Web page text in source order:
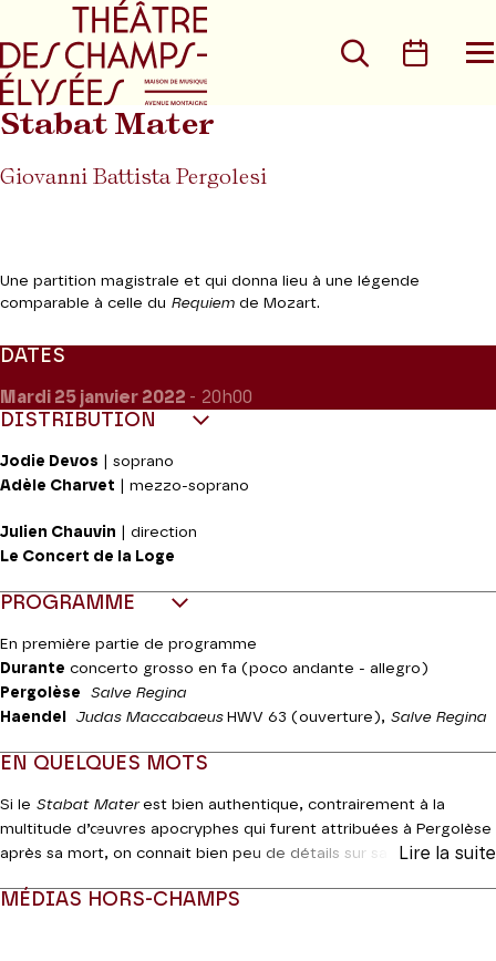
Aller au menu principal
Rechercher
Stabat Mater
Giovanni Battista Pergolesi
Une partition magistrale et qui donna lieu à une légende
comparable à celle du Requiem de Mozart.
DATES
Mardi 25 janvier 2022 - 20h00
DISTRIBUTION
Jodie Devos | soprano
Adèle Charvet | mezzo-soprano
Julien Chauvin | direction
Le Concert de la Loge
PROGRAMME
En première partie de programme
Durante concerto grosso en fa (poco andante - allegro)
Pergolèse
Salve Regina
Haendel
Judas MaccabaeusHWV 63 (ouverture), Salve Regina
EN QUELQUES MOTS
Si le Stabat Materest bien authentique, contrairement à la
multitude d’œuvres apocryphes qui furent attribuées à Pergolèse
après sa mort, on connait bien peu de détails sur sa genèse.
vingt-six ans donna lieu à une légende comparable à celle du
Lire la suite
MÉDIAS HORS-CHAMPS